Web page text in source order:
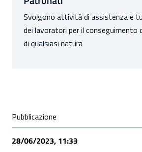
Svolgono attività di assistenza e
dei lavoratori per il conseguimento
di qualsiasi natura
Condivisione social
Pubblicazione
28/06/2023, 11:33